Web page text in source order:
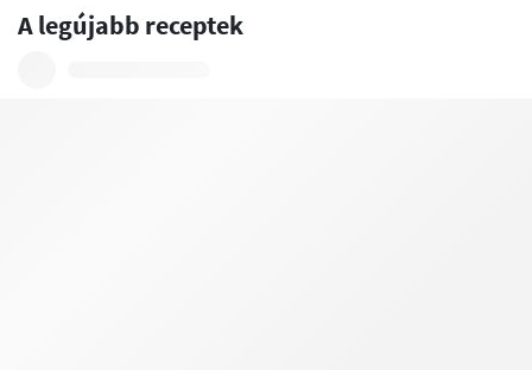
A legújabb receptek